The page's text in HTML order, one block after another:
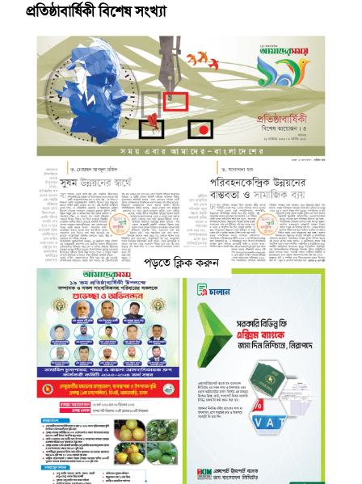
প্রতিষ্ঠাবার্ষিকী বিশেষ সংখ্যা
পড়তে ক্লিক করুন